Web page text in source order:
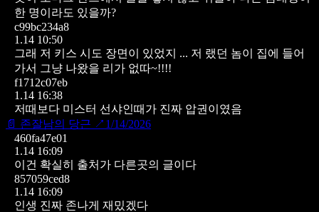
한 명이라도 있을까?
c99bc234a8
1.14 10:50
그래 저 키스 시도 장면이 있었지 ... 저 랬던 놈이 집에 들어
가서 그냥 나왔을 리가 없따~!!!!
f1712c07eb
1.14 16:38
저때보다 미스터 선샤인때가 진짜 압권이였음
📄 존잘남의 당근 ↗ 1/14/2026
460fa47e01
1.14 16:09
이건 확실히 출처가 다른곳의 글이다
857059ced8
1.14 16:09
인생 진짜 존나게 재밌겠다